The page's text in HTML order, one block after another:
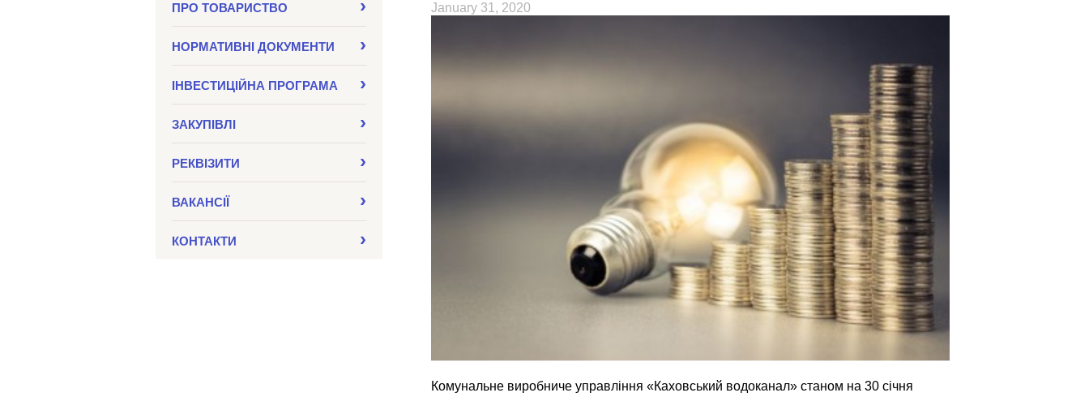
ПРО ТОВАРИСТВО
НОРМАТИВНI ДОКУМЕНТИ
ІНВЕСТИЦІЙНА ПРОГРАМА
ЗАКУПIВЛI
РЕКВІЗИТИ
ВАКАНСІЇ
КОНТАКТИ
January 31, 2020
Комунальне виробниче управління «Каховський водоканал» станом на 30 січня